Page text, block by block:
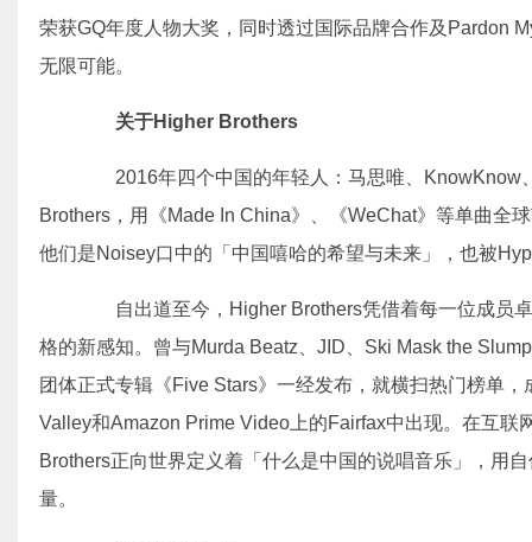
荣获GQ年度人物大奖，同时透过国际品牌合作及Pardon
无限可能。
关于Higher Brothers
2016年四个中国的年轻人：马思唯、KnowKnow
Brothers，用《Made In China》、《WeChat》等单曲全
他们是Noisey口中的「中国嘻哈的希望与未来」，也被
自出道至今，Higher Brothers凭借着每一位成员
格的新感知。曾与Murda Beatz、JID、Ski Mask the
团体正式专辑《Five Stars》一经发布，就横扫热门榜单
Valley和Amazon Prime Video上的Fairfax中出现。在互联
Brothers正向世界定义着「什么是中国的说唱音乐」，用
量。